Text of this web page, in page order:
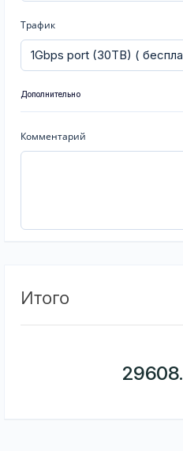
Трафик
Дополнительно
Комментарий
Итого